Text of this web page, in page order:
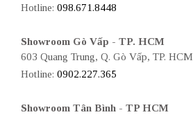
Hotline: 098.671.8448
Showroom Gò Vấp - TP. HCM
603 Quang Trung, Q. Gò Vấp, TP. HCM
Hotline: 0902.227.365
Showroom Tân Bình - TP HCM